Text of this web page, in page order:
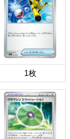
1枚